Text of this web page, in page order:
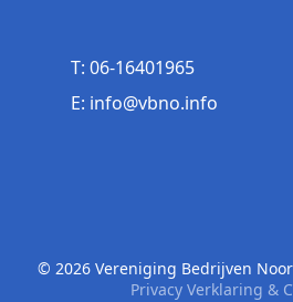
T: 06-16401965
E: info@vbno.info
© 2026 Vereniging Bedrijven
Privacy Verklaring &